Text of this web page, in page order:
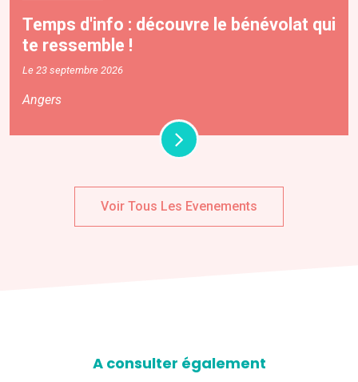
Temps d'info : découvre le bénévolat qui
te ressemble !
Le 23 septembre 2026
Angers
Voir Tous Les Evenements
A consulter également